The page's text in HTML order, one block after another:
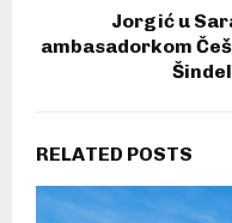
Jorgić u
ambasadorkom
RELATED POSTS